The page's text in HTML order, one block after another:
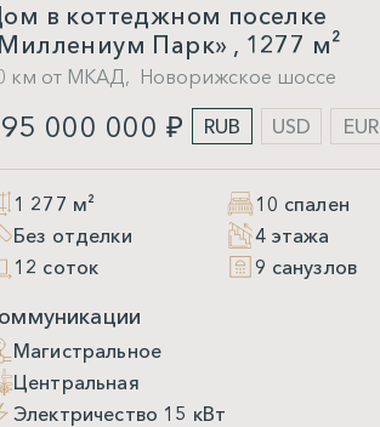
в коттеджном поселке
Парк» , 1277 м²
км от МКАД, Новорижское шоссе
000 000 ₽ RUB USD EUR
1 277 м²
Без отделки
12 соток
10 спален
4 этажа
9 санузлов
Магистральное
Центральная
Электричество 15 кВт